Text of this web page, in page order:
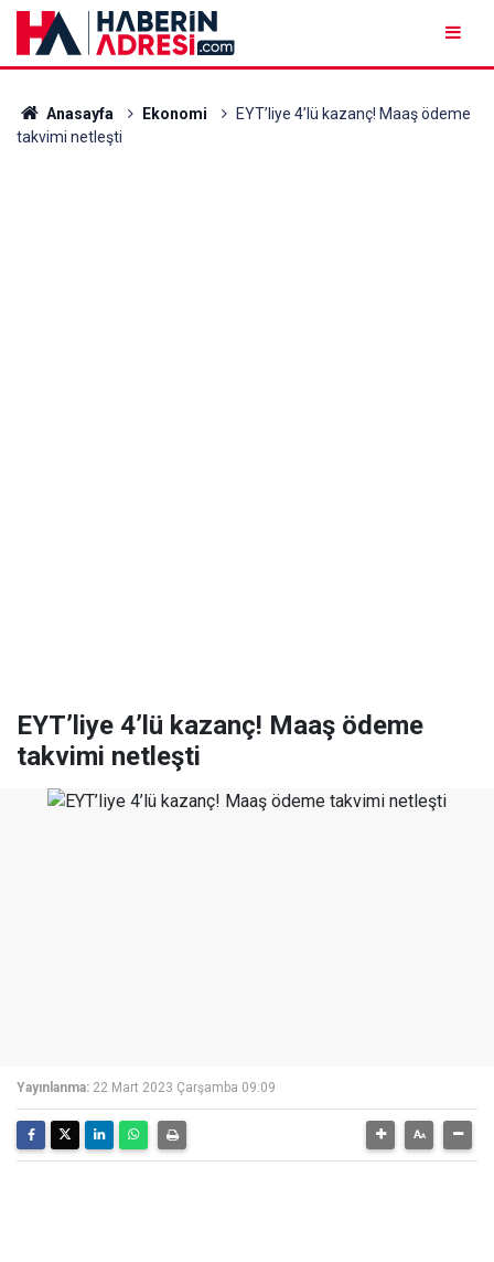
Anasayfa Ekonomi
EYT’liye 4’lü kazanç! Maaş ödeme
takvimi netleşti
EYT’liye 4’lü kazanç! Maaş ödeme
takvimi netleşti
Yayınlanma: 22 Mart 2023 Çarşamba 09:09